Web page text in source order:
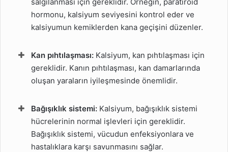
hormonu, kalsiyum seviyesini kontrol eder ve
kalsiyumun kemiklerden kana geçişini düzenler.
Kan pıhtılaşması: Kalsiyum, kan pıhtılaşması için
gereklidir. Kanın pıhtılaşması, kan damarlarında
oluşan yaraların iyileşmesinde önemlidir.
Bağışıklık sistemi: Kalsiyum, bağışıklık sistemi
hücrelerinin normal işlevleri için gereklidir.
Bağışıklık sistemi, vücudun enfeksiyonlara ve
hastalıklara karşı savunmasını sağlar.